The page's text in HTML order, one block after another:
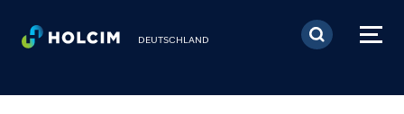
Direkt zum Inhalt
DEUTSCHLAND